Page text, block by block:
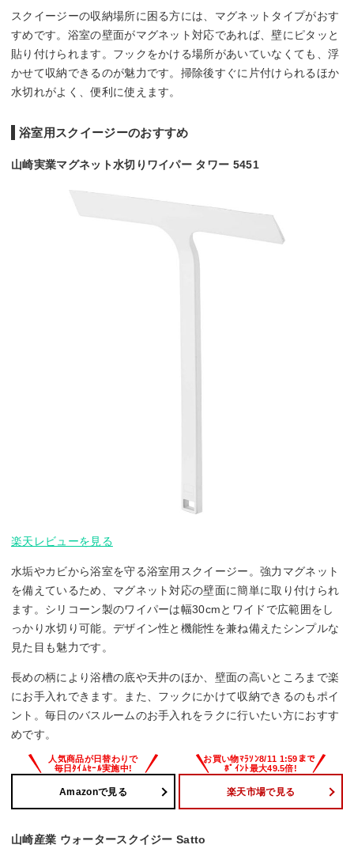
スクイージーの収納場所に困る方には、マグネットタイプがおす
すめです。浴室の壁面がマグネット対応であれば、壁にピタッと
貼り付けられます。フックをかける場所があいていなくても、浮
かせて収納できるのが魅力です。掃除後すぐに片付けられるほか
水切れがよく、便利に使えます。
浴室用スクイージーのおすすめ
山崎実業マグネット水切りワイパー タワー 5451
楽天レビューを見る
水垢やカビから浴室を守る浴室用スクイージー。強力マグネット
を備えているため、マグネット対応の壁面に簡単に取り付けられ
ます。シリコーン製のワイパーは幅30cmとワイドで広範囲をし
っかり水切り可能。デザイン性と機能性を兼ね備えたシンプルな
見た目も魅力です。
長めの柄により浴槽の底や天井のほか、壁面の高いところまで楽
にお手入れできます。また、フックにかけて収納できるのもポイ
ント。毎日のバスルームのお手入れをラクに行いたい方におすす
めです。
Amazonで見る 楽天市場で見る
山崎産業 ウォータースクイジー Satto